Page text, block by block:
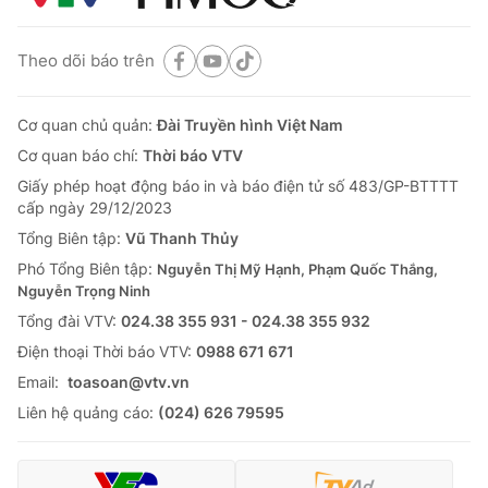
Theo dõi báo trên
Cơ quan chủ quản:Đài Truyền hình Việt Nam
Cơ quan báo chí: Thời báo VTV
Giấy phép hoạt động báo in và báo điện tử số 483/GP-BTTTT
cấp ngày 29/12/2023
Tổng Biên tập: Vũ Thanh Thủy
Phó Tổng Biên tập: Nguyễn Thị Mỹ Hạnh, Phạm Quốc Thắng,
Nguyễn Trọng Ninh
Tổng đài VTV: 024.38 355 931 - 024.38 355 932
Ðiện thoại Thời báo VTV: 0988 671 671
Email: toasoan@vtv.vn
Liên hệ quảng cáo: (024) 626 79595